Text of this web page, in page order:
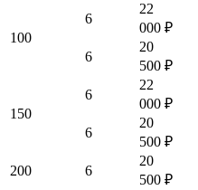
100
6
22
000 ₽
6
20
500 ₽
150
6
22
000 ₽
6
20
500 ₽
200
6
20
500 ₽